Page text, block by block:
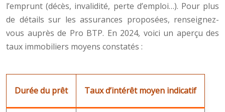
l’emprunt (décès, invalidité, perte d’emploi…). Pour plus
de détails sur les assurances proposées, renseignez-
vous auprès de Pro BTP. En 2024, voici un aperçu des
taux immobiliers moyens constatés :
Durée du prêt Taux d’intérêt moyen indicatif